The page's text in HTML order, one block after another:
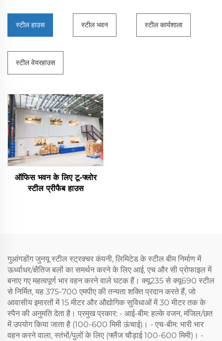
स्टील हाउस स्टील भवन स्टील कार्यशाला
स्टील वेयरहाउस
ऑफिस भवन के लिए टू-फ्लोर
स्टील प्रीफैब हाउस
गुआंगडोंग जुनयू स्टील स्ट्रक्चर कंपनी, लिमिटेड के स्टील बीम निर्माण में
ऊर्ध्वाधर/क्षैतिज बलों का समर्थन करने के लिए आई, एच और सी प्रोफाइल में
बनाए गए महत्वपूर्ण भार वहन करने वाले घटक हैं। क्यू235 से क्यू690 स्टील
से निर्मित, यह 375-700 एमपीए की तन्यता शक्ति प्रदान करते हैं, जो
आवासीय इमारतों में 15 मीटर और औद्योगिक सुविधाओं में 30 मीटर तक के
स्पैन की अनुमति देता है। प्रमुख प्रकार: - आई-बीम: हल्के वजन, मंजिल/छत
में उपयोग किया जाता है (100-600 मिमी ऊंचाई)। - एच-बीम: भारी भार
वहन करने वाला, स्तंभों/पुलों के लिए (फ्लैंज चौड़ाई 100-600 मिमी)। -